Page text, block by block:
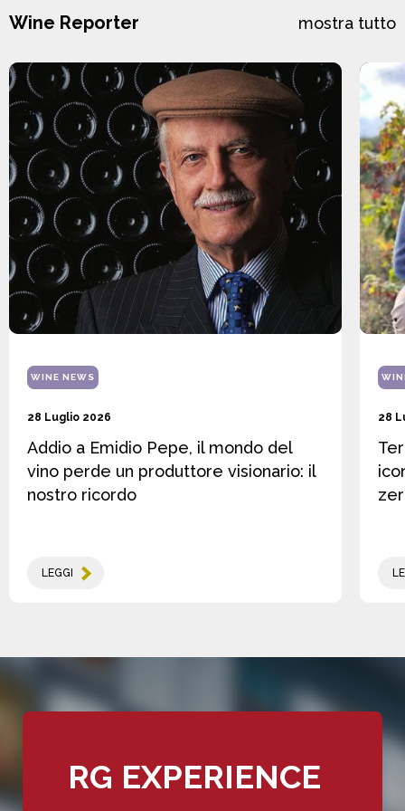
Wine Reporter mostra tutto
WINE NEWS
28 Luglio 2026
Addio a Emidio Pepe, il mondo del
vino perde un produttore visionario: il
nostro ricordo
LEGGI
28
RG EXPERIENCE